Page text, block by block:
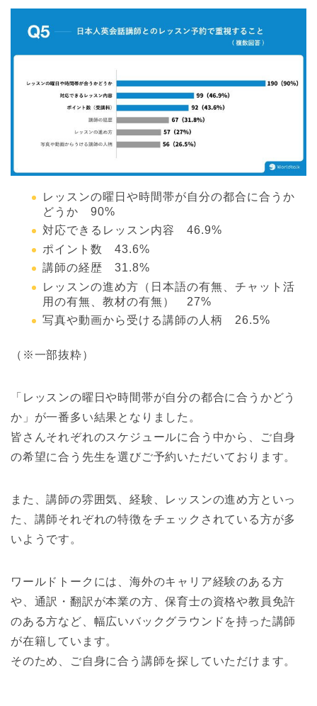
レッスンの曜日や時間帯が自分の都合に合うか
どうか 90%
対応できるレッスン内容 46.9%
ポイント数 43.6%
講師の経歴 31.8%
レッスンの進め方（日本語の有無、チャット活
用の有無、教材の有無） 27%
写真や動画から受ける講師の人柄 26.5%
（※一部抜粋）
「レッスンの曜日や時間帯が自分の都合に合うかどう
か」が一番多い結果となりました。
皆さんそれぞれのスケジュールに合う中から、ご自身
の希望に合う先生を選びご予約いただいております。
また、講師の雰囲気、経験、レッスンの進め方といっ
た、講師それぞれの特徴をチェックされている方が多
いようです。
ワールドトークには、海外のキャリア経験のある方
や、通訳・翻訳が本業の方、保育士の資格や教員免許
のある方など、幅広いバックグラウンドを持った講師
が在籍しています。
そのため、ご自身に合う講師を探していただけます。